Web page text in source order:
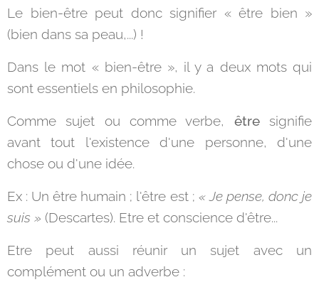
Le bien-être peut donc signifier « être bien »
(bien dans sa peau,...) !
Dans le mot « bien-être », il y a deux mots qui
sont essentiels en philosophie.
Comme sujet ou comme verbe, êtresignifie
avant tout l'existence d'une personne, d'une
chose ou d'une idée.
Ex : Un être humain ; l'être est ; « Je pense, donc je
suis » (Descartes). Etre et conscience d'être...
Etre peut aussi réunir un sujet avec un
complément ou un adverbe :